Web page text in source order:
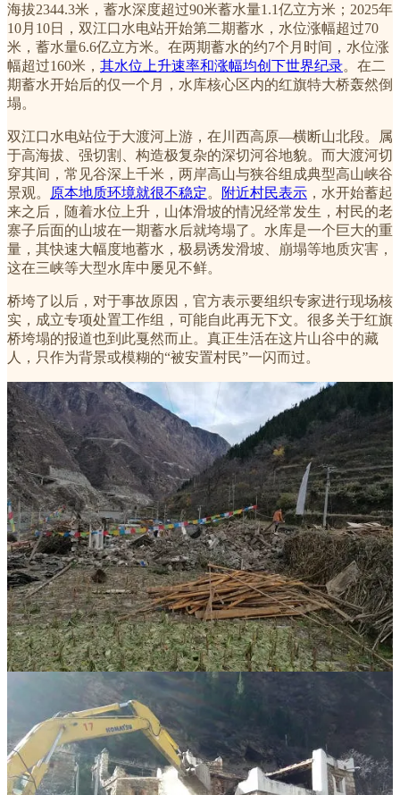
海拔2344.3米，蓄水深度超过90米蓄水量1.1亿立方米；2025年
10月10日，双江口水电站开始第二期蓄水，水位涨幅超过70
米，蓄水量6.6亿立方米。在两期蓄水的约7个月时间，水位涨
幅超过160米， 其水位上升速率和涨幅均创下世界纪录。在二
期蓄水开始后的仅一个月，水库核心区内的红旗特大桥轰然倒
塌。
双江口水电站位于大渡河上游，在川西高原—横断山北段。属
于高海拔、强切割、构造极复杂的深切河谷地貌。而大渡河切
穿其间，常见谷深上千米，两岸高山与狭谷组成典型高山峡谷
景观。
原本地质环境就很不稳定。 附近村民表示 ，水开始蓄起
来之后，随着水位上升，山体滑坡的情况经常发生，村民的老
寨子后面的山坡在一期蓄水后就垮塌了。水库是一个巨大的重
量，其快速大幅度地蓄水，极易诱发滑坡、崩塌等地质灾害，
这在三峡等大型水库中屡见不鲜。
桥垮了以后，对于事故原因，官方表示要组织专家进行现场核
实，成立专项处置工作组，可能自此再无下文。很多关于红旗
桥垮塌的报道也到此戛然而止。真正生活在这片山谷中的藏
人，只作为背景或模糊的“被安置村民”一闪而过。
（金川县政府为双江口水电站建设，拆除藏民房屋，经幡在被
拆除后的废墟上飘荡。官方媒体拍下了这些照片，展现出领导
们的雷厉风行：“为下一步电站各工程项目如期进场施工创造
良好条件”）
在双江口水电站的前期论证里，官方强调的挑战之一是水电站
需要“搬迁藏区移民约6000人”，“民族宗教问题突出”。根据当
地的人口民族构成来看，这些被迫离开家园的人们绝大多数都
是藏人。在另一篇关于南水北调西线工程的 官方报道
里，双江
口水电站作为南水北调取水水库的一部分，被轻描淡写地归入
一句“淹没区移民和宗教设施处理等难题已基本解决”，仿佛这
几千人山水之间的社区聚落和信仰空间，只是一个一笔勾销的
待办事项而已。